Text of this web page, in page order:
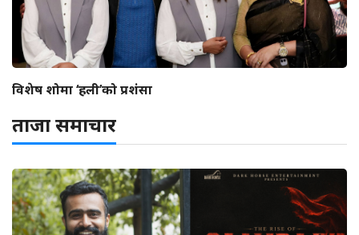
विशेष शोमा ‘हली’को प्रशंसा
ताजा समाचार